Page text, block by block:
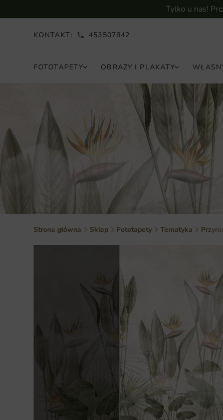
Tylko u nas!
KONTAKT: 453507842
FOTOTAPETY OBRAZY I PLAKATY
Strona główna Sklep Fototapety Tematyka